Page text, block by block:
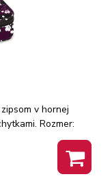
v hornej
Rozmer: